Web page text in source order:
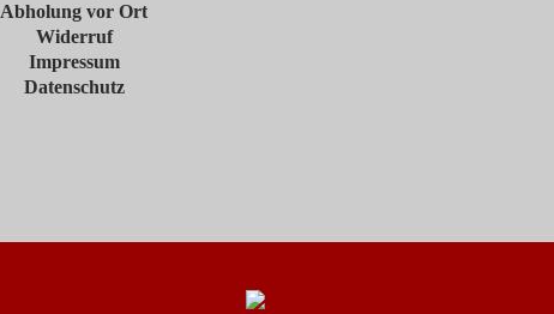
Abholung vor Ort
Widerruf
Impressum
Datenschutz